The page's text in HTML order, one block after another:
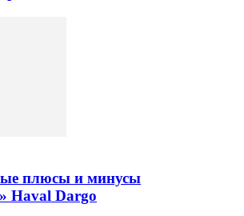
плюсы и минусы
Haval Dargo